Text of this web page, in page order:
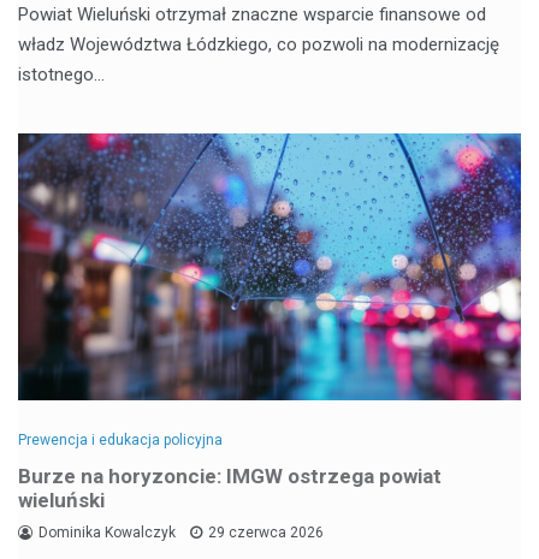
Powiat Wieluński otrzymał znaczne wsparcie finansowe od
władz Województwa Łódzkiego, co pozwoli na modernizację
istotnego…
Prewencja i edukacja policyjna
Burze na horyzoncie: IMGW ostrzega powiat
wieluński
Dominika Kowalczyk 29 czerwca 2026